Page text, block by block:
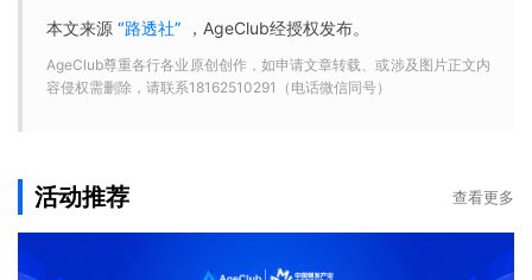
本文来源 “路透社” ，AgeClub经授权发布。
AgeClub尊重各行各业原创创作，如申请文章转载、或涉及图片正文内
容侵权需删除，请联系18162510291（电话微信同号）
活动推荐 查看更多